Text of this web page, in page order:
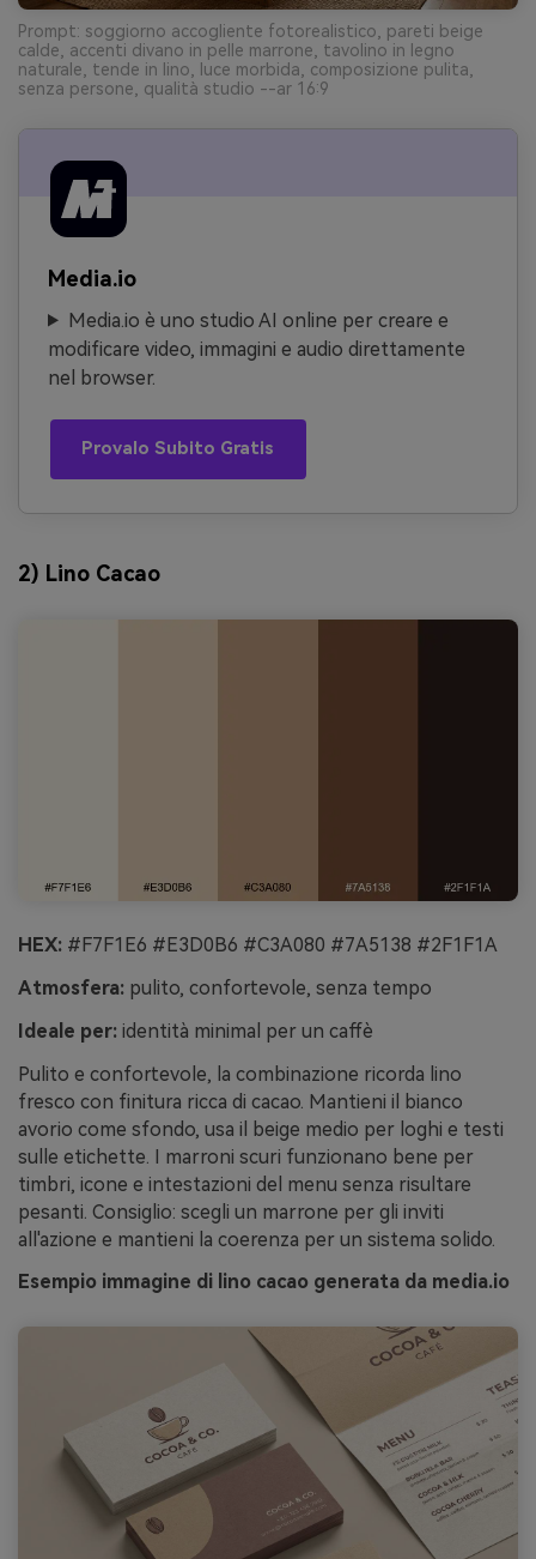
Prompt: soggiorno accogliente fotorealistico, pareti beige
calde, accenti divano in pelle marrone, tavolino in legno
naturale, tende in lino, luce morbida, composizione pulita,
senza persone, qualità studio --ar 16:9
Media.io
Media.io è uno studio AI online per creare e
modificare video, immagini e audio direttamente
nel browser.
Provalo Subito Gratis
2) Lino Cacao
HEX: #F7F1E6 #E3D0B6 #C3A080 #7A5138 #2F1F1A
Atmosfera: pulito, confortevole, senza tempo
Ideale per: identità minimal per un caffè
Pulito e confortevole, la combinazione ricorda lino
fresco con finitura ricca di cacao. Mantieni il bianco
avorio come sfondo, usa il beige medio per loghi e testi
sulle etichette. I marroni scuri funzionano bene per
timbri, icone e intestazioni del menu senza risultare
pesanti. Consiglio: scegli un marrone per gli inviti
all'azione e mantieni la coerenza per un sistema solido.
Esempio immagine di lino cacao generata da media.io